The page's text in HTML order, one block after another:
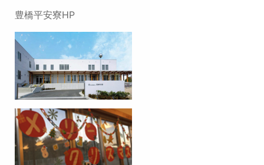
豊橋平安寮HP